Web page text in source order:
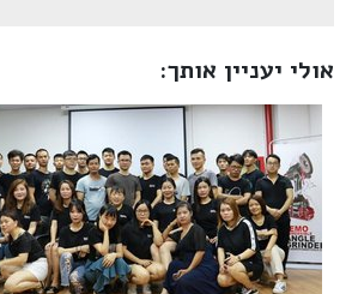
אולי יעניין אותך: